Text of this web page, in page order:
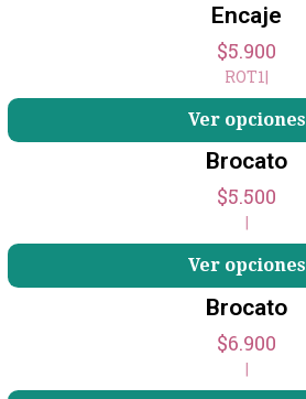
Encaje
$5.900
ROT1|
Ver opciones
Brocato
$5.500
|
Ver opciones
Brocato
$6.900
|